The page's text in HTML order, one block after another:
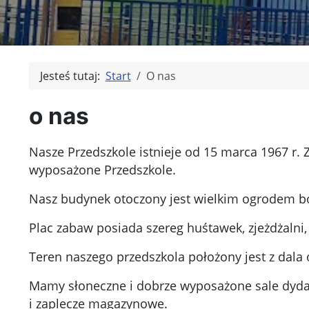
Jesteś tutaj: Start O nas
o nas
Nasze Przedszkole istnieje od 15 marca 1967
wyposażone Przedszkole.
Nasz budynek otoczony jest wielkim ogrodem
Plac zabaw posiada szereg huśtawek,
Teren naszego przedszkola położony jest z
Mamy słoneczne i dobrze wyposażone sale
i zaplecze magazynowe.